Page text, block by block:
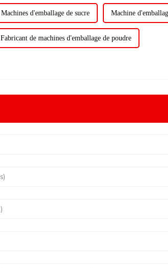
Machines d'emballage de sucre Machine
Fabricant de machines d'emballage de poudre